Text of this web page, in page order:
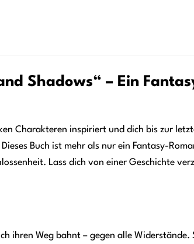
Shadows“ – Ein
Charakteren inspiriert und dich bis zur
Buch ist mehr als nur ein Fantasy-
Lass dich von einer Geschichte
ihren Weg bahnt – gegen alle Widerstände.